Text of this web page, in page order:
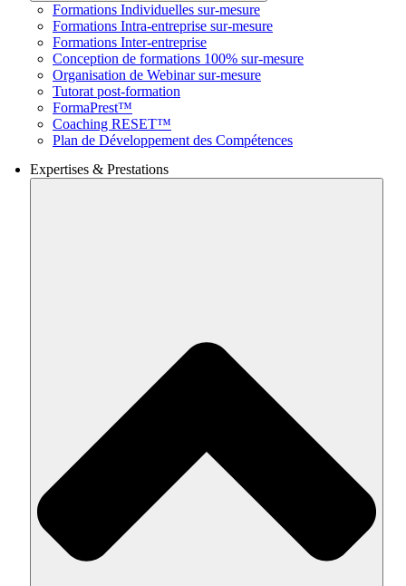
Formations Individuelles sur-mesure
Formations Intra-entreprise sur-mesure
Formations Inter-entreprise
Conception de formations 100% sur-mesure
Organisation de Webinar sur-mesure
Tutorat post-formation
FormaPrest™
Coaching RESET™
Plan de Développement des Compétences
Expertises & Prestations